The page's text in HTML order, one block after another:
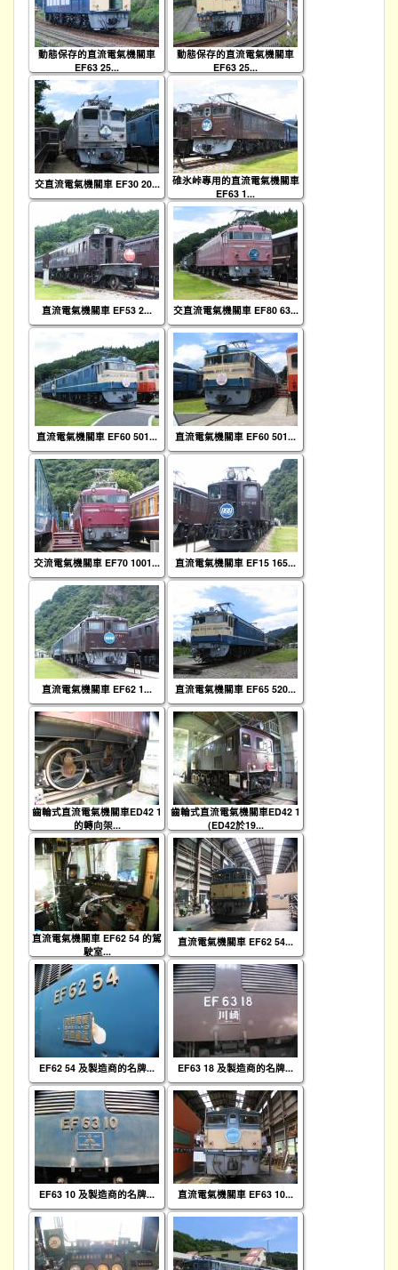
動態保存的直流電氣機關車
EF63 25...
動態保存的直流電氣機關車
EF63 25...
交直流電氣機關車 EF30 20...
碓氷峠專用的直流電氣機關車
EF63 1...
直流電氣機關車 EF53 2... 交直流電氣機關車 EF80 63...
直流電氣機關車 EF60 501... 直流電氣機關車 EF60 501...
交流電氣機關車 EF70 1001... 直流電氣機關車 EF15 165...
直流電氣機關車 EF62 1... 直流電氣機關車 EF65 520...
齒輪式直流電氣機關車ED42 1
的轉向架...
齒輪式直流電氣機關車ED42 1
(ED42於19...
直流電氣機關車 EF62 54 的駕
駛室...
直流電氣機關車 EF62 54...
EF62 54 及製造商的名牌... EF63 18 及製造商的名牌...
EF63 10 及製造商的名牌... 直流電氣機關車 EF63 10...